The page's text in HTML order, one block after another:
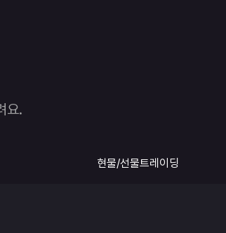
요.
현물/선물트레이딩